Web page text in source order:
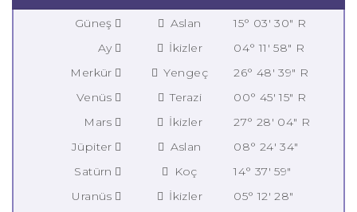
Güneş Aslan
15° 03' 30" R
Ay
İkizler
04° 11' 58" R
Merkür
Yengeç
26° 48' 39" R
Venüs
Terazi
00° 45' 15" R
Mars
İkizler
27° 28' 04" R
Jüpiter
Aslan
08° 24' 34"
Satürn
Koç
14° 37' 59"
Uranüs
İkizler
05° 12' 28"